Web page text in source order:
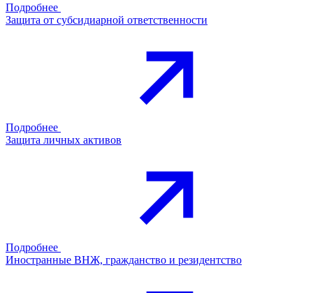
Подробнее
Защита от субсидиарной ответственности
Подробнее
Защита личных активов
Подробнее
Иностранные ВНЖ, гражданство и резидентство